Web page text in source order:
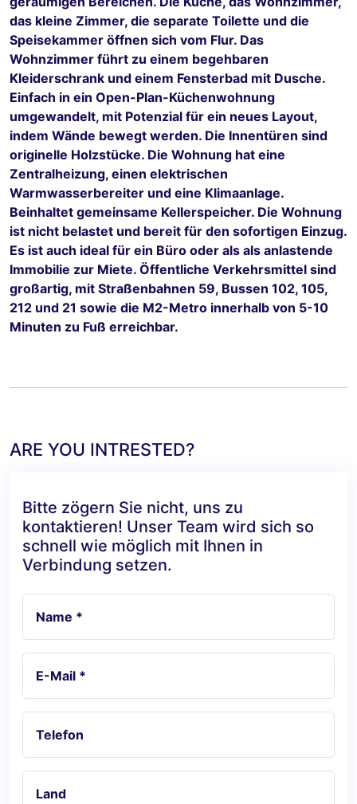
das kleine Zimmer, die separate Toilette und die
Speisekammer öffnen sich vom Flur. Das
Wohnzimmer führt zu einem begehbaren
Kleiderschrank und einem Fensterbad mit Dusche.
Einfach in ein Open-Plan-Küchenwohnung
umgewandelt, mit Potenzial für ein neues Layout,
indem Wände bewegt werden. Die Innentüren sind
originelle Holzstücke. Die Wohnung hat eine
Zentralheizung, einen elektrischen
Warmwasserbereiter und eine Klimaanlage.
Beinhaltet gemeinsame Kellerspeicher. Die Wohnung
ist nicht belastet und bereit für den sofortigen Einzug.
Es ist auch ideal für ein Büro oder als als anlastende
Immobilie zur Miete. Öffentliche Verkehrsmittel sind
großartig, mit Straßenbahnen 59, Bussen 102, 105,
212 und 21 sowie die M2-Metro innerhalb von 5-10
Minuten zu Fuß erreichbar.
ARE YOU INTRESTED?
Bitte zögern Sie nicht, uns zu
kontaktieren! Unser Team wird sich so
schnell wie möglich mit Ihnen in
Verbindung setzen.
Name *
E-Mail *
Telefon
Land